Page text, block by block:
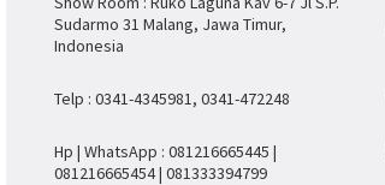
Sudarmo 31 Malang, Jawa Timur,
Indonesia
Telp : 0341-4345981, 0341-472248
Hp | WhatsApp : 081216665445 |
081216665454 | 081333394799